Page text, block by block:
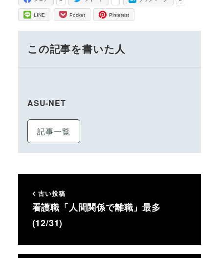
LINE Pocket Pinterest
この記事を書いた人
ASU-NET
記事一覧
古い投稿
看護職「人間関係で離職」最多
(12/31)